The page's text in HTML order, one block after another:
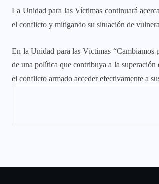
La Unidad para las Víctimas continuará
el conflicto y mitigando su situación de
En la Unidad para las Víctimas “Cambiamos
de una política que contribuya a la superación
el conflicto armado acceder efectivamente a